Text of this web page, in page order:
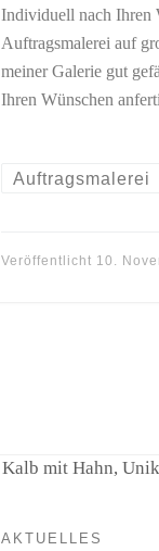
Individuell nach Ihren
Auftragsmalerei auf
meiner Galerie gut
Ihren Wünschen
Auftragsmalerei
Veröffentlicht 10.
AKTUELLES